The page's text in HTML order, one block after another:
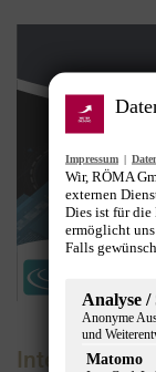
Interviews
Impressum |
Wir, RÖMA
externen
Dies ist für die
ermöglicht
Falls
Analyse
Anonyme
und
Matomo